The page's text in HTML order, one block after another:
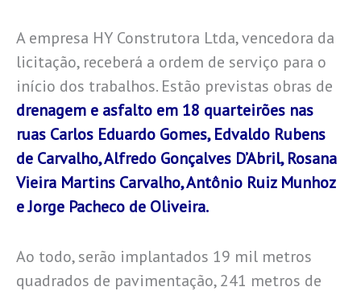
A empresa HY Construtora Ltda, vencedora da
licitação, receberá a ordem de serviço para o
início dos trabalhos. Estão previstas obras de
drenagem e asfalto em 18 quarteirões nas
ruas Carlos Eduardo Gomes, Edvaldo Rubens
de Carvalho, Alfredo Gonçalves D’Abril, Rosana
Vieira Martins Carvalho, Antônio Ruiz Munhoz
e Jorge Pacheco de Oliveira.
Ao todo, serão implantados 19 mil metros
quadrados de pavimentação, 241 metros de